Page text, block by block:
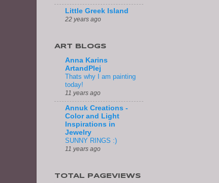
Little Greek Island
22 years ago
ART BLOGS
Anna Karins
ArtandPlej
Thats why I am painting
today!
11 years ago
Annuk Creations -
Color and Light
Inspirations in
Jewelry
SUNNY RINGS :)
11 years ago
TOTAL PAGEVIEWS